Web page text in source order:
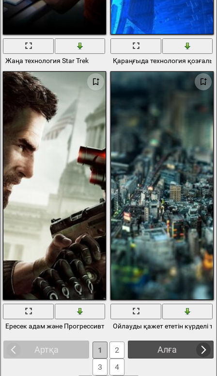
Жаңа технология Star Trek Қараңғыда технология
Ересек адам және Прогрессивті технологияОйлауды қажет ететін күрделі
Артқа Алға
1
2
3
4